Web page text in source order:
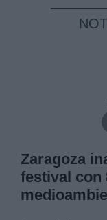
Zaragoza
festival con